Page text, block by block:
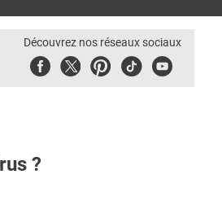
Découvrez nos réseaux sociaux
FacebookTwitterPinterest
TiktokYoubute
?